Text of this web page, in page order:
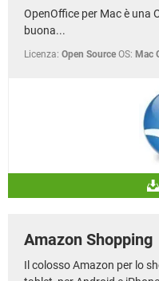
OpenOffice per Mac è una
buona...
Licenza: Open Source OS: Mac
Amazon Shopping
Il colosso Amazon per lo